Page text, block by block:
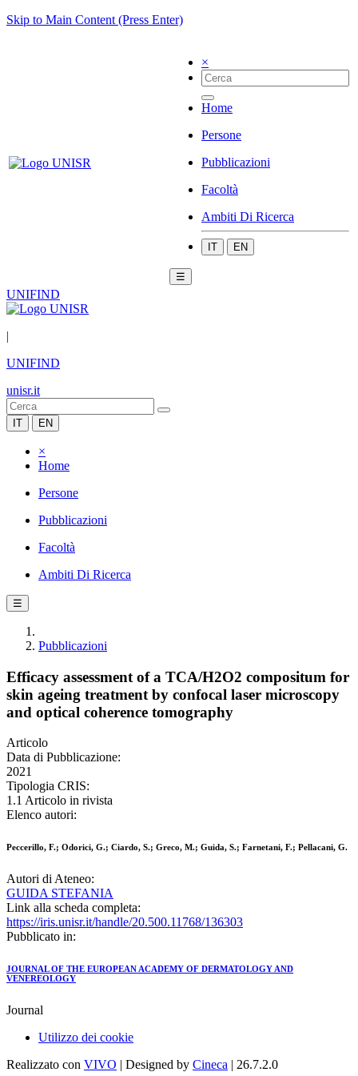
Skip to Main Content (Press Enter)
×
Home
Persone
Pubblicazioni
Facoltà
Ambiti Di Ricerca
IT EN
☰
UNIFIND
|
UNIFIND
unisr.it
IT EN
×
Home
Persone
Pubblicazioni
Facoltà
Ambiti Di Ricerca
☰
Pubblicazioni
Efficacy assessment of a TCA/H2O2 compositum for
skin ageing treatment by confocal laser microscopy
and optical coherence tomography
Articolo
Data di Pubblicazione:
2021
Tipologia CRIS:
1.1 Articolo in rivista
Elenco autori:
Peccerillo, F.; Odorici, G.; Ciardo, S.; Greco, M.; Guida, S.; Farnetani, F.; Pellacani, G.
Autori di Ateneo:
GUIDA STEFANIA
Link alla scheda completa:
https://iris.unisr.it/handle/20.500.11768/136303
Pubblicato in:
JOURNAL OF THE EUROPEAN ACADEMY OF DERMATOLOGY AND
VENEREOLOGY
Journal
Utilizzo dei cookie
Realizzato con VIVO | Designed by Cineca | 26.7.2.0